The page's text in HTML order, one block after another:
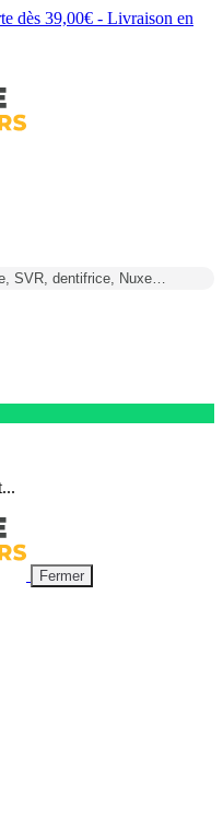
dès 39,00€ - Livraison en
SVR, dentifrice, Nuxe…
Fermer